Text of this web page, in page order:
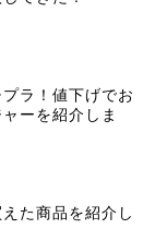
プラ！値下げでお
ーを紹介しま
えた商品を紹介し